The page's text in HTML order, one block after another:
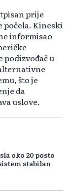
prije
počela. Kineski
informisao
podizvođač u
što je
da
uslove.
oko 20 posto
stabilan